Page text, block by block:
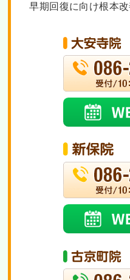
早期回復に向け根本